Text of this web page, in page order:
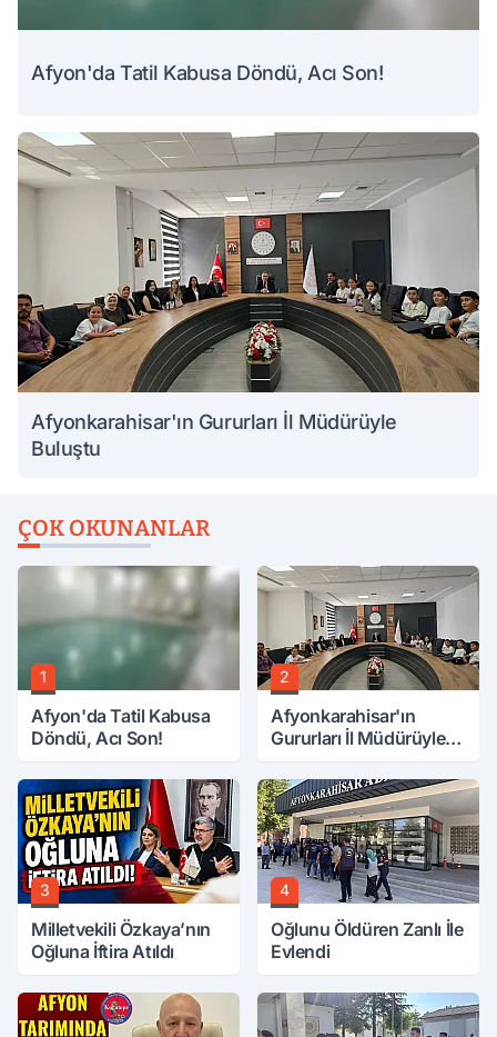
Afyon'da Tatil Kabusa Döndü, Acı Son!
Afyonkarahisar'ın Gururları İl Müdürüyle
Buluştu
ÇOK OKUNANLAR
1
Afyon'da Tatil Kabusa
Döndü, Acı Son!
2
Afyonkarahisar'ın
Gururları İl Müdürüyle
3
Milletvekili Özkaya’nın
Oğluna İftira Atıldı
4
Oğlunu Öldüren Zanlı İle
Evlendi